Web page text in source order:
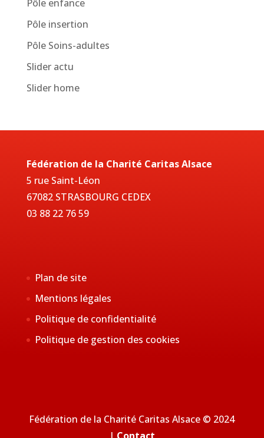
Pôle enfance
Pôle insertion
Pôle Soins-adultes
Slider actu
Slider home
Fédération de la Charité Caritas Alsace
5 rue Saint-Léon
67082 STRASBOURG CEDEX
03 88 22 76 59
Plan de site
Mentions légales
Politique de confidentialité
Politique de gestion des cookies
Fédération de la Charité Caritas Alsace © 2024